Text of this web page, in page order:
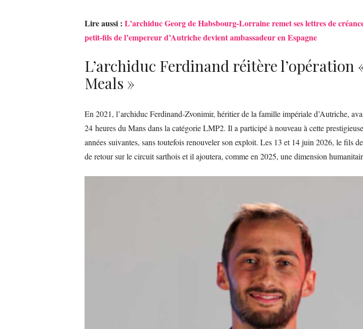
Lire aussi : L’archiduc Georg de Habsbourg-Lorraine remet ses lettres de
petit-fils de l’empereur d’Autriche devient ambassadeur en Espagne
L’archiduc Ferdinand réitère l’opération
Meals »
En 2021, l’archiduc Ferdinand-Zvonimir, héritier de la famille impériale d’Autriche,
24 heures du Mans dans la catégorie LMP2. Il a participé à nouveau à cette
années suivantes, sans toutefois renouveler son exploit. Les 13 et 14 juin 2026, le fils
de retour sur le circuit sarthois et il ajoutera, comme en 2025, une dimension